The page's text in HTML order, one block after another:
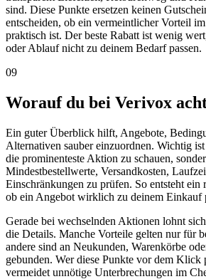
sind. Diese Punkte ersetzen keinen
entscheiden, ob ein vermeintlicher Vorteil
praktisch ist. Der beste Rabatt ist wenig
oder Ablauf nicht zu deinem Bedarf passen.
09
Worauf du bei Verivox
Ein guter Überblick hilft, Angebote,
Alternativen sauber einzuordnen. Wichtig
die prominenteste Aktion zu schauen,
Mindestbestellwerte, Versandkosten,
Einschränkungen zu prüfen. So entsteht ein
ob ein Angebot wirklich zu deinem Einkauf
Gerade bei wechselnden Aktionen lohnt
die Details. Manche Vorteile gelten nur für
andere sind an Neukunden, Warenkörbe
gebunden. Wer diese Punkte vor dem Klick
vermeidet unnötige Unterbrechungen im